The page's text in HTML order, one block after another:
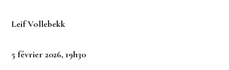
Leif Vollebekk
5 février 2026, 19h30